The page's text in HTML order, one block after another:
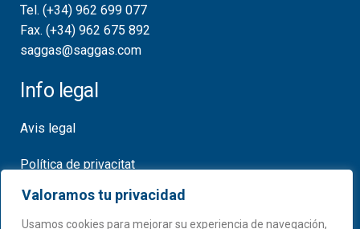
Valoramos tu privacidad
Usamos cookies para mejorar su experiencia de navegación,
Tel. (+34) 962 699 077
Fax. (+34) 962 675 892
saggas@saggas.com
Info legal
Avis legal
Política de privacitat
Política de cookies